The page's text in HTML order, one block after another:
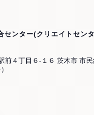
センター(クリエイトセン
前４丁目６-１６ 茨木市 市